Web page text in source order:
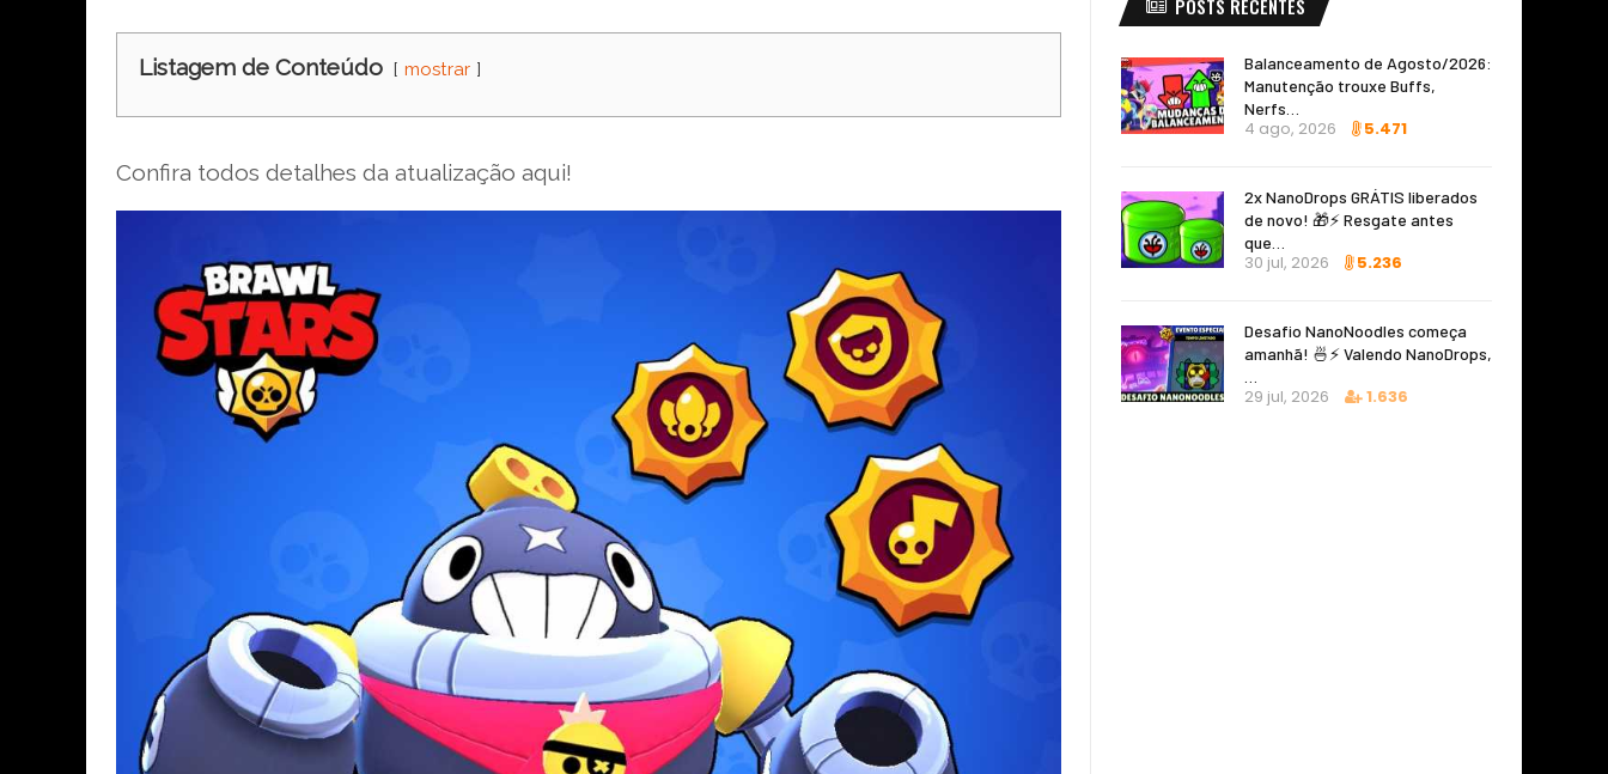
Listagem de Conteúdo mostrar
Confira todos detalhes da atualização aqui!
POSTS RECENTES
Balanceamento de Agosto/2026:
Manutenção trouxe Buffs,
Nerfs…
4 ago, 2026 5.471
2x NanoDrops GRÁTIS liberados
de novo! 🎁⚡ Resgate antes
que…
30 jul, 2026 5.236
Desafio NanoNoodles começa
amanhã! 🍜⚡ Valendo NanoDrops,
29 jul, 2026 1.636